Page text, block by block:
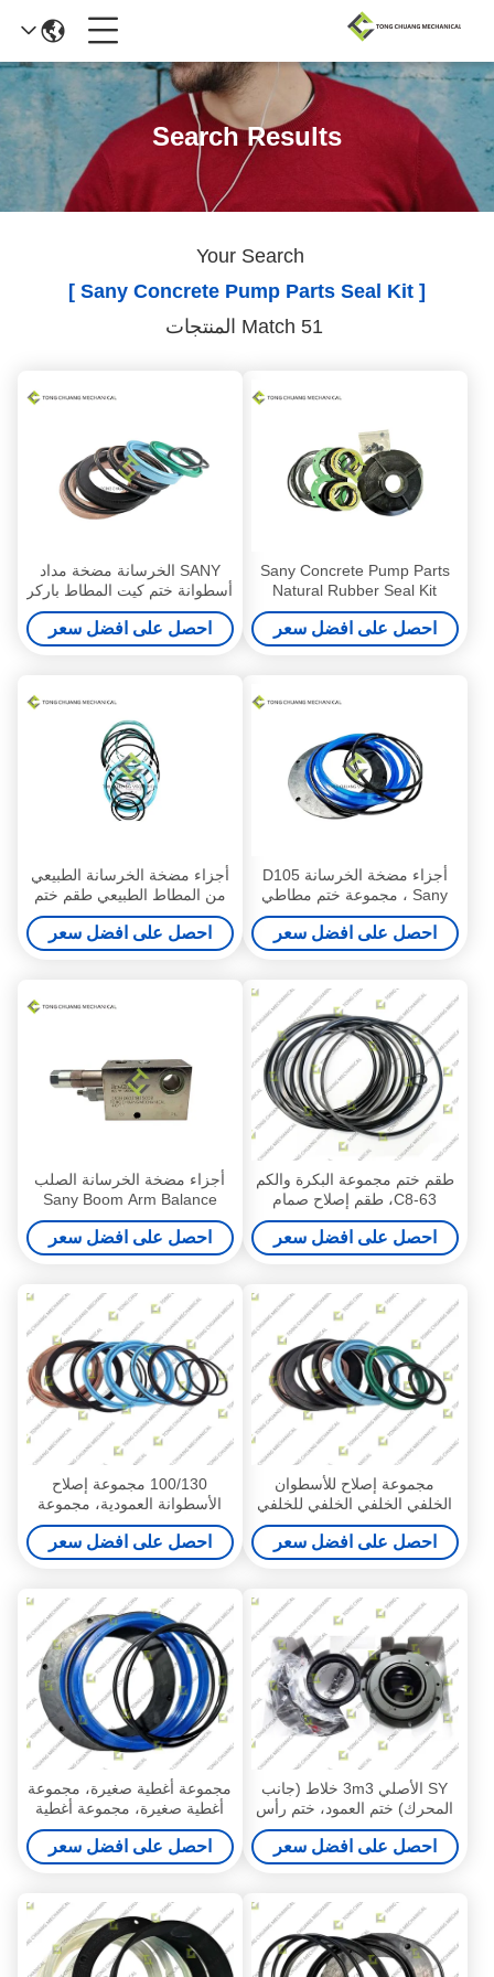
Search Results
Your Search
[ Sany Concrete Pump Parts Seal Kit ]
Sany Concrete Pump Parts
Natural Rubber Seal Kit
للخلط
احصل على افضل سعر
SANY الخرسانة مضخة مداد
أسطوانة ختم كيت المطاط باركر
SKF
احصل على افضل سعر
أجزاء مضخة الخرسانة D105
Sany ، مجموعة ختم مطاطي
صغير
احصل على افضل سعر
أجزاء مضخة الخرسانة الطبيعي
من المطاط الطبيعي طقم ختم
أسطوانة الذراع القياسي
احصل على افضل سعر
طقم ختم مجموعة البكرة والكم
C8-63، طقم إصلاح صمام
الخرطوشة، طقم إصلاح ختم
صمام الخرطوشة، طقم خدمة
صمام الخرطوشة الهيدروليكي،
الخرطوشة
احصل على افضل سعر
أجزاء مضخة الخرسانة الصلب
Sany Boom Arm Balance
Valve HAWE
احصل على افضل سعر
مجموعة إصلاح للأسطوان
الخلفي الخلفي الخلفي للخلفي
الخلفي للخلفي للخلفي للخلفي
احصل على افضل سعر
100/130 مجموعة إصلاح
الأسطوانة العمودية، مجموعة
إصلاح أسطوانة الرفع العمودية،
مجموعة إصلاح ختم الأسطوانة
العمودية، مجموعة إصلاح
صيانة الأسطوانة العمودية،
مجموعة ختم الأسطوانة
العمودية
احصل على افضل سعر
SY الأصلي 3m3 خلاط (جانب
المحرك) ختم العمود، ختم رأس
العمود، ختم زيت العمود، تجميع
ختم العمود، اختلاط ختم العمود،
مجموعة ختم العمود، ختم العمود
احصل على افضل سعر
مجموعة أغطية صغيرة، مجموعة
أغطية صغيرة، مجموعة أغطية
عصا الاتصال الصغيرة، مجموعة
أغطية مزدوجة صغيرة، مجموعة
أغطية زيتية صغيرة، مجموعة
أغطية مضخة خرسانة صغيرة
احصل على افضل سعر